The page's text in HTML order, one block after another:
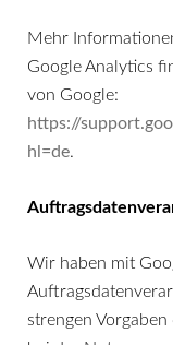
Mehr
Google Analytics
von Google:
https://
hl=de.
Wir haben mit
strengen